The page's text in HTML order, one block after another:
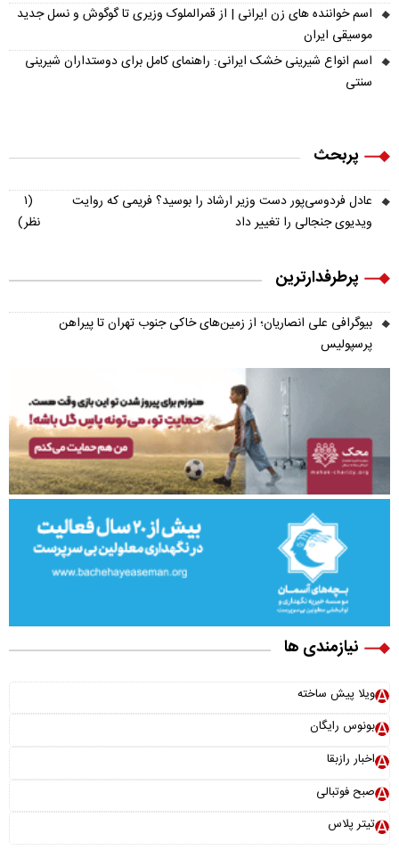
اسم خواننده های زن ایرانی | از قمرالملوک وزیری تا گوگوش و نسل جدید
موسیقی ایران
اسم انواع شیرینی خشک ایرانی: راهنمای کامل برای دوستداران شیرینی
سنتی
پربحث
عادل فردوسی‌پور دست وزیر ارشاد را بوسید؟ فریمی که روایت
ویدیوی جنجالی را تغییر داد
(۱
نظر)
پرطرفدارترین
بیوگرافی علی انصاریان؛ از زمین‌های خاکی جنوب تهران تا پیراهن
پرسپولیس
نیازمندی ها
ویلا پیش ساخته
بونوس رایگان
اخبار رازبقا
صبح فوتبالی
تیتر پلاس